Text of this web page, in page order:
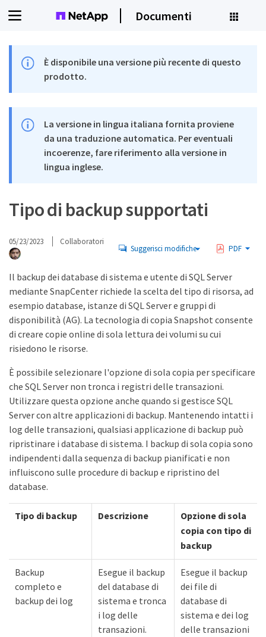
Documenti
È disponibile una versione più recente di questo
prodotto.
La versione in lingua italiana fornita proviene
da una traduzione automatica. Per eventuali
incoerenze, fare riferimento alla versione in
lingua inglese.
Tipo di backup supportati
05/23/2023 Collaboratori
Suggerisci modifiche PDF
Il backup dei database di sistema e utente di SQL Server
mediante SnapCenter richiede la scelta del tipo di risorsa, ad
esempio database, istanze di SQL Server e gruppi di
disponibilità (AG). La tecnologia di copia Snapshot consente
di creare copie online di sola lettura dei volumi su cui
risiedono le risorse.
È possibile selezionare l'opzione di sola copia per specificare
che SQL Server non tronca i registri delle transazioni.
Utilizzare questa opzione anche quando si gestisce SQL
Server con altre applicazioni di backup. Mantenendo intatti i
log delle transazioni, qualsiasi applicazione di backup può
ripristinare i database di sistema. I backup di sola copia sono
indipendenti dalla sequenza di backup pianificati e non
influiscono sulle procedure di backup e ripristino del
database.
Tipo di backup Descrizione
Opzione di sola
copia con tipo di
backup
Backup
completo e
backup dei log
Esegue il backup
del database di
sistema e tronca
i log delle
transazioni.
Esegue il backup
dei file di
database di
sistema e dei log
delle transazioni